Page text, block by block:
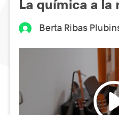
La química a la
Berta Ribas